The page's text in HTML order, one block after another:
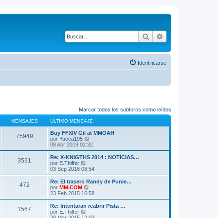
Buscar
Identificarse
Marcar todos los subforos como leídos
MENSAJES ÚLTIMO MENSAJE
75949
Buy FFXIV Gil at MMOAH
por Yucca195
e
r
ú
t
m
o
m
e
s
08 Abr 2019 02:32
3531
Re: X-KNIGTHS 2014 : NOTICIAS…
por E.Thiffer
e
r
ú
l
t
o
m
03 Sep 2016 08:54
472
Re: El trasero Randy de Punie…
por MM.COM
e
r
ú
t
23 Feb 2015 16:58
1567
Re: Intentaran reabrir Pista …
por E.Thiffer
e